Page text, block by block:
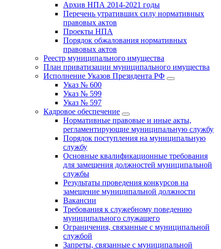
Архив НПА 2014-2021 годы
Перечень утративших силу нормативных
правовых актов
Проекты НПА
Порядок обжалования нормативных
правовых актов
Реестр муниципального имущества
План приватизации муниципального имущества
Исполнение Указов Президента РФ
Указ № 600
Указ № 599
Указ № 597
Кадровое обеспечение
Нормативные правовые и иные акты,
регламентирующие муниципальную службу
Порядок поступления на муниципальную
службу
Основные квалификационные требования
для замещения должностей муниципальной
службы
Результаты проведения конкурсов на
замещение муниципальной должности
Вакансии
Требования к служебному поведению
муниципального служащего
Ограничения, связанные с муниципальной
службой
Запреты, связанные с муниципальной